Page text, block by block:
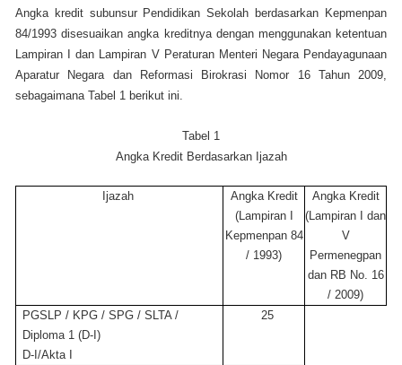
Angka kredit subunsur Pendidikan Sekolah berdasarkan Kepmenpan
84/1993 disesuaikan angka kreditnya dengan menggunakan ketentuan
Lampiran I dan Lampiran V Peraturan Menteri Negara Pendayagunaan
Aparatur Negara dan Reformasi Birokrasi Nomor 16 Tahun 2009,
sebagaimana Tabel 1 berikut ini.
Tabel 1
Angka Kredit Berdasarkan Ijazah
Ijazah
Angka Kredit
(Lampiran I
Kepmenpan 84
/ 1993)
Angka Kredit
(Lampiran I dan
V
Permenegpan
dan RB No. 16
/ 2009)
PGSLP / KPG / SPG / SLTA /
Diploma 1 (D-I)
D-I/Akta I
25